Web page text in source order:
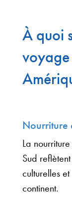
À quoi
Nourriture
La
Sud
culturelles
continent.